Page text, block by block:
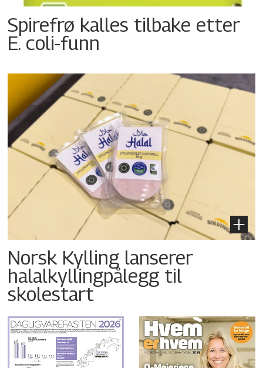
Spirefrø kalles tilbake etter
E. coli-funn
Norsk Kylling lanserer
halalkyllingpålegg til
skolestart